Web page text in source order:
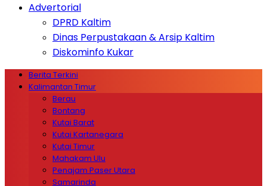
Advertorial
DPRD Kaltim
Dinas Perpustakaan & Arsip Kaltim
Diskominfo Kukar
Berita Terkini
Kalimantan Timur
Berau
Bontang
Kutai Barat
Kutai Kartanegara
Kutai Timur
Mahakam Ulu
Penajam Paser Utara
Samarinda